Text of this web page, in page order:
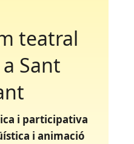
teatral
Sant
i participativa
i animació